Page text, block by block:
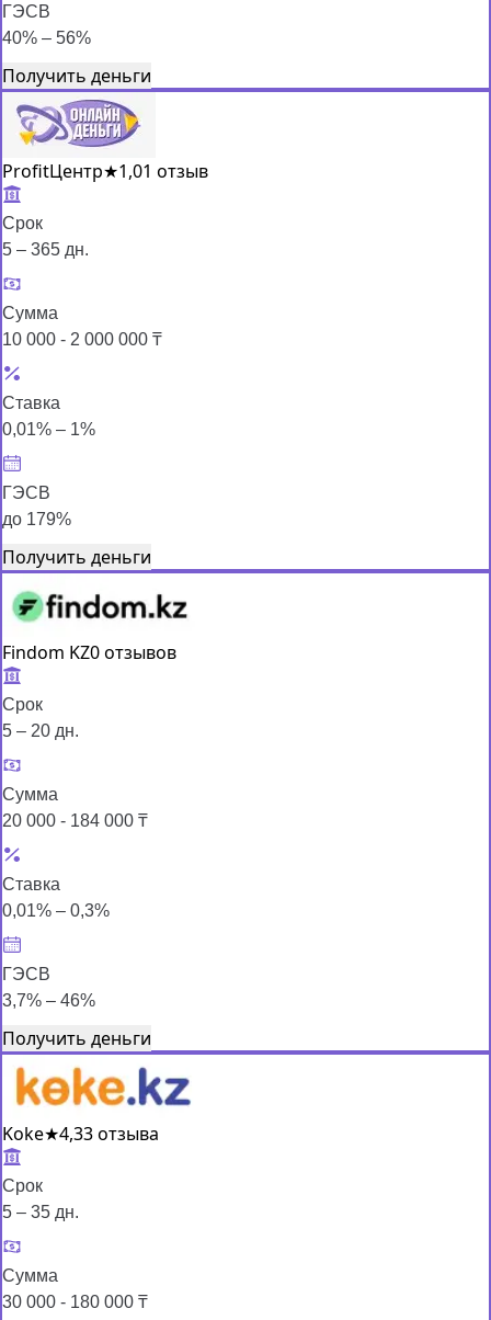
ГЭСВ
40% – 56%
Получить деньги
ProfitЦентр★1,01 отзыв
Срок
5 – 365 дн.
Сумма
10 000 - 2 000 000 ₸
Ставка
0,01% – 1%
ГЭСВ
до 179%
Получить деньги
Findom KZ0 отзывов
Срок
5 – 20 дн.
Сумма
20 000 - 184 000 ₸
Ставка
0,01% – 0,3%
ГЭСВ
3,7% – 46%
Получить деньги
Koke★4,33 отзыва
Срок
5 – 35 дн.
Сумма
30 000 - 180 000 ₸